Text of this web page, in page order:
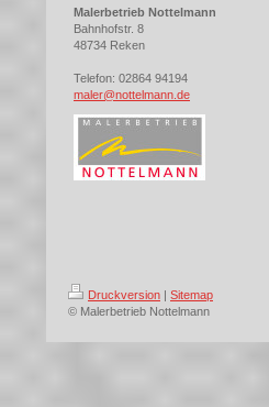
Malerbetrieb Nottelmann
Bahnhofstr. 8
48734 Reken
Telefon: 02864 94194
maler@nottelmann.de
Druckversion | Sitemap
© Malerbetrieb Nottelmann